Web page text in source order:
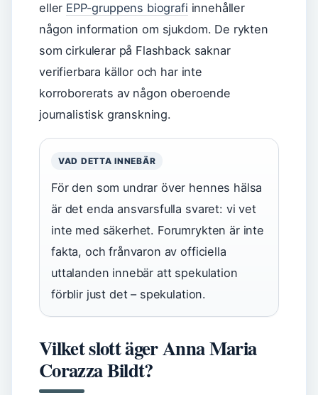
eller EPP-gruppens biografi innehåller
någon information om sjukdom. De rykten
som cirkulerar på Flashback saknar
verifierbara källor och har inte
korroborerats av någon oberoende
journalistisk granskning.
VAD DETTA INNEBÄR
För den som undrar över hennes hälsa
är det enda ansvarsfulla svaret: vi vet
inte med säkerhet. Forumrykten är inte
fakta, och frånvaron av officiella
uttalanden innebär att spekulation
förblir just det – spekulation.
Vilket slott äger Anna Maria
Corazza Bildt?